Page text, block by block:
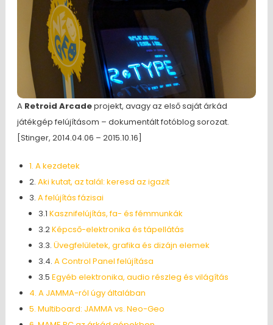
A Retroid Arcadeprojekt, avagy az első saját árkád
játékgép felújításom – dokumentált fotóblog sorozat.
[Stinger, 2014.04.06 – 2015.10.16]
1. A kezdetek
2. Aki kutat, az talál: keresd az igazit
3. A felújítás fázisai
3.1 Kasznifelújítás, fa- és fémmunkák
3.2Képcső-elektronika és tápellátás
3.3. Üvegfelületek, grafika és dizájn elemek
3.4. A Control Panel felújítása
3.5 Egyéb elektronika, audio részleg és világítás
4. A JAMMA-ról úgy általában
5. Multiboard: JAMMA vs. Neo-Geo